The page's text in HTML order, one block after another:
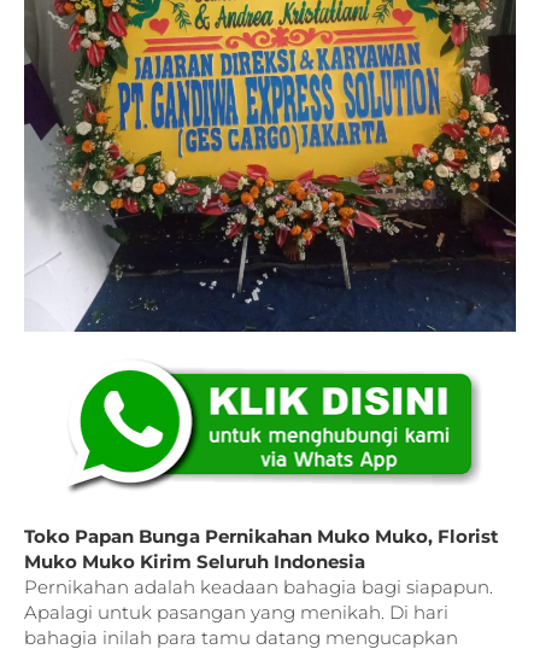
Toko Papan Bunga Pernikahan Muko Muko, Florist
Muko Muko Kirim Seluruh Indonesia
Pernikahan adalah keadaan bahagia bagi siapapun.
Apalagi untuk pasangan yang menikah. Di hari
bahagia inilah para tamu datang mengucapkan